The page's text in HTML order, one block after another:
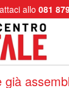
allo 081
già